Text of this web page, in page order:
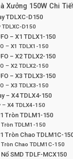
Xưởng 150W Chi
TDLXC-D150
D150
– X1 TDLX1-150
– X1 TDLX1-150
– X2 TDLX2-150
– X2 TDLX2-150
– X3 TDLX3-150
– X3 TDLX3-150
– X4 TDLX4-150
– X4 TDLX4-150
Tròn TDLM1-150
Tròn TDLM1-150
Tròn Chao TDLM1C-
Chao TDLM1C-150
SMD TDLF-MCX150